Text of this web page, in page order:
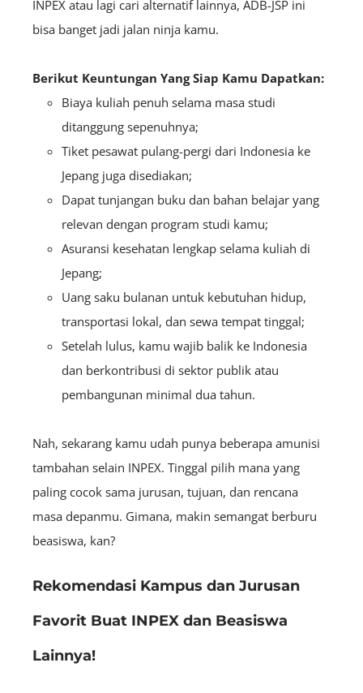
INPEX atau lagi cari alternatif lainnya, ADB-JSP ini
bisa banget jadi jalan ninja kamu.
Berikut Keuntungan Yang Siap Kamu Dapatkan:
Biaya kuliah penuh selama masa studi
ditanggung sepenuhnya;
Tiket pesawat pulang-pergi dari Indonesia ke
Jepang juga disediakan;
Dapat tunjangan buku dan bahan belajar yang
relevan dengan program studi kamu;
Asuransi kesehatan lengkap selama kuliah di
Jepang;
Uang saku bulanan untuk kebutuhan hidup,
transportasi lokal, dan sewa tempat tinggal;
Setelah lulus, kamu wajib balik ke Indonesia
dan berkontribusi di sektor publik atau
pembangunan minimal dua tahun.
Nah, sekarang kamu udah punya beberapa amunisi
tambahan selain INPEX. Tinggal pilih mana yang
paling cocok sama jurusan, tujuan, dan rencana
masa depanmu. Gimana, makin semangat berburu
beasiswa, kan?
Rekomendasi Kampus dan Jurusan
Favorit Buat INPEX dan Beasiswa
Lainnya!